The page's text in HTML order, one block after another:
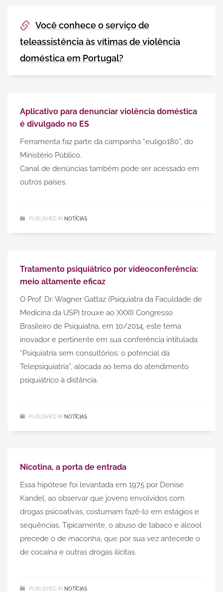
Você conhece o serviço de
teleassistência às vítimas de violência
doméstica em Portugal?
Aplicativo para denunciar violência doméstica
é divulgado no ES
Ferramenta faz parte da campanha “euligo180”, do
Ministério Público.
Canal de denúncias também pode ser acessado em
outros países.
PUBLISHED IN NOTÍCIAS
Tratamento psiquiátrico por videoconferência:
meio altamente eficaz
O Prof. Dr. Wagner Gattaz (Psiquiatra da Faculdade de
Medicina da USP) trouxe ao XXXII Congresso
Brasileiro de Psiquiatria, em 10/2014, este tema
inovador e pertinente em sua conferência intitulada
“Psiquiatria sem consultórios: o potencial da
Telepsiquiatria”, alocada ao tema do atendimento
psiquiátrico à distância.
PUBLISHED IN NOTÍCIAS
Nicotina, a porta de entrada
Essa hipótese foi levantada em 1975 por Denise
Kandel, ao observar que jovens envolvidos com
drogas psicoativas, costumam fazê-lo em estágios e
sequências. Tipicamente, o abuso de tabaco e álcool
precede o de maconha, que por sua vez antecede o
de cocaína e outras drogas ilícitas.
PUBLISHED IN NOTÍCIAS